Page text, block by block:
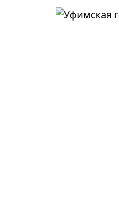
Перейти к основному